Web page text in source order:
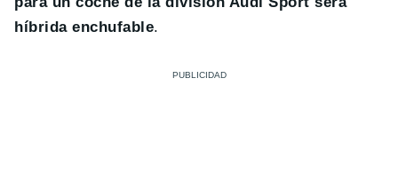
híbrida enchufable.